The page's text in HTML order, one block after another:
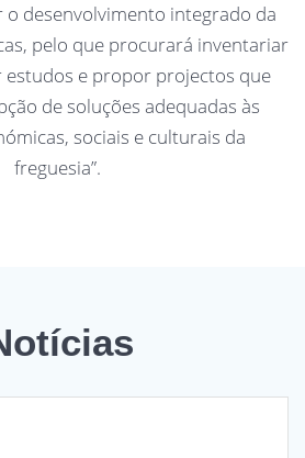
o desenvolvimento integrado da
pelo que procurará inventariar
estudos e propor projectos que
de soluções adequadas às
sociais e culturais da
freguesia”.